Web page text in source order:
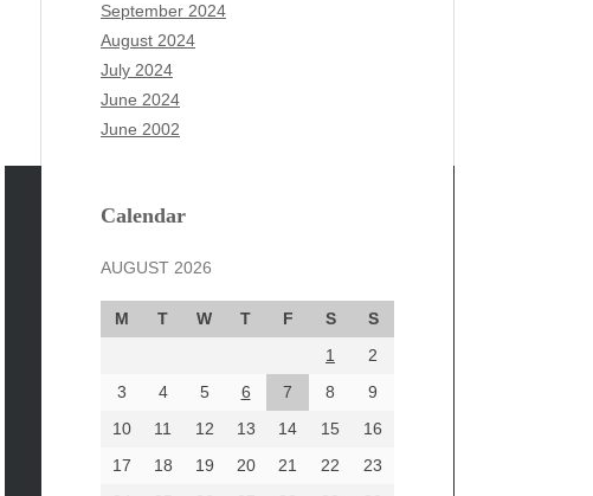
September 2024
August 2024
July 2024
June 2024
June 2002
Calendar
AUGUST 2026
M T W T F S
S
1
2
3
4 5 6 7 8
9
10
11 12 13 14 15
16
17
18 19 20 21 22
23